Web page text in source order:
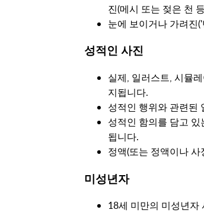
진(메시 또는 젖은 천
눈에 보이거나 가려진
성적인 사진
실제, 일러스트, 시뮬
지됩니다.
성적인 행위와 관련된
성적인 함의를 담고
됩니다.
정액(또는 정액이나
미성년자
18세 미만의 미성년자